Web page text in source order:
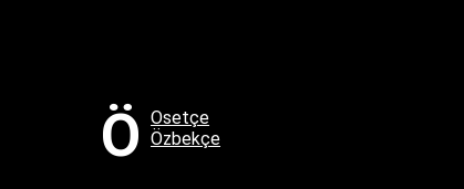
Ö Osetçe
Özbekçe